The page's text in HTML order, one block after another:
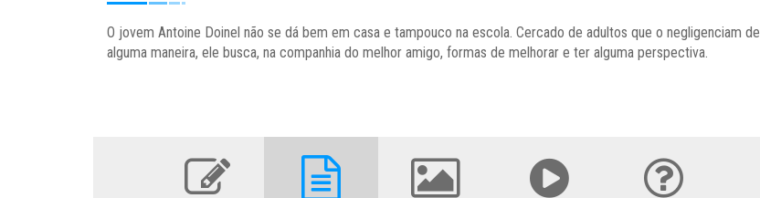
O jovem Antoine Doinel não se dá bem em casa e tampouco na escola. Cercado de adultos que o negligenciam de
alguma maneira, ele busca, na companhia do melhor amigo, formas de melhorar e ter alguma perspectiva.